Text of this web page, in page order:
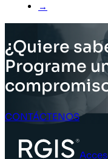
→
¿Quiere
Programe
CONTÁCTENOS